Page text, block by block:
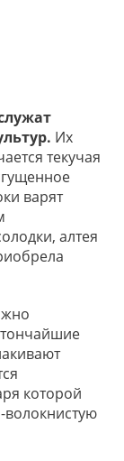
Их
текучая
варят
алтея
которой
волокнистую